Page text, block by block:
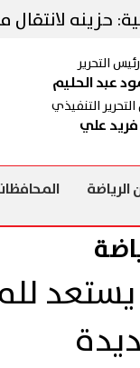
لانتقال
رئيس التحرير
عبد الحليم
التنفيذي
فريد علي
الرياضة
يستعد